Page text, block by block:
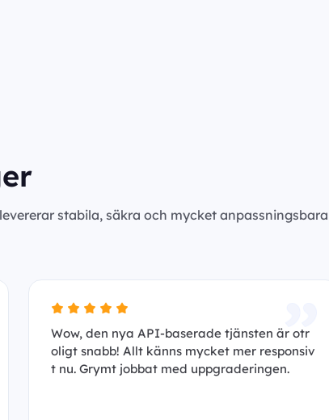
stabila, säkra och mycket
Wow, den nya API-baserade tjänsten är otr
oligt snabb! Allt känns mycket mer responsiv
t nu. Grymt jobbat med uppgraderingen.